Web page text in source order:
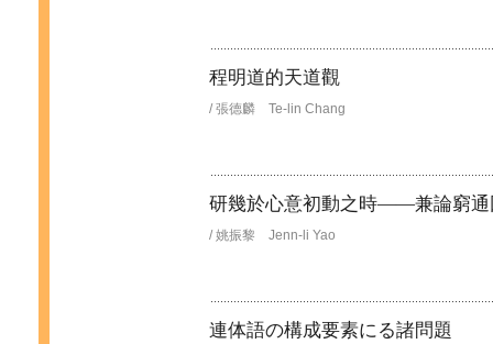
程明道的天道觀
/ 張德麟 Te-lin Chang
研幾於心意初動之時——兼論窮通
/ 姚振黎 Jenn-li Yao
連体語の構成要素にる諸問題